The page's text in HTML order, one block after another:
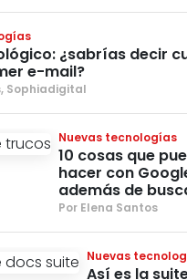
¿sabrías decir
e-mail?
Sophiadigital
Nuevas tecnologías
10 cosas que
hacer con
además de
Por Elena Santos
Nuevas
Así es la